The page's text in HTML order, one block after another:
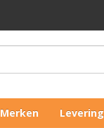
Merken Levering